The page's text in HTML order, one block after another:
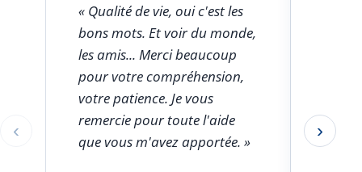
‹
« Qualité de vie, oui c'est les
bons mots. Et voir du monde,
les amis... Merci beaucoup
pour votre compréhension,
votre patience. Je vous
remercie pour toute l'aide
que vous m'avez apportée. »
pas
›
Éléments 1 à 1 sur 5